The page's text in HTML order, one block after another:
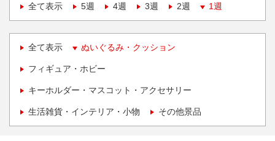
全て表示
5週 4週 3週 2週 1週
全て表示 ぬいぐるみ・クッション
フィギュア・ホビー
キーホルダー・マスコット・アクセサリー
生活雑貨・インテリア・小物 その他景品